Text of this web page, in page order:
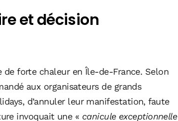
et décision
forte chaleur en Île-de-France. Selon
aux organisateurs de grands
d’annuler leur manifestation, faute
invoquait une « canicule exceptionnelle